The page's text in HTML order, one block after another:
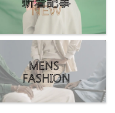
や芸能人名でおし
・ファッションを
】